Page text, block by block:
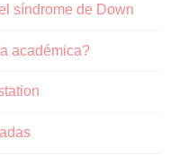
síndrome de Down
académica?